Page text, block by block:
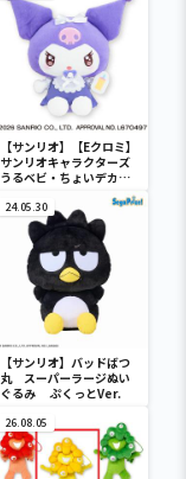
【サンリオ】【Eクロミ】
サンリオキャラクターズ
うるベビ・ちょいデカド
24.05.30
【サンリオ】バッドばつ
丸 スーパーラージぬい
ぐるみ ぷくっとVer.
26.08.05